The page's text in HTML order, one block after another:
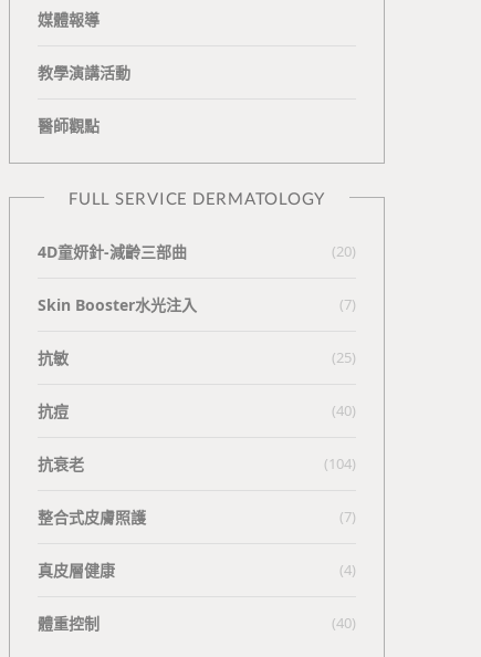
媒體報導
教學演講活動
醫師觀點
FULL SERVICE DERMATOLOGY
4D童妍針-減齡三部曲 (20)
Skin Booster水光注入 (7)
抗敏 (25)
抗痘 (40)
抗衰老 (104)
整合式皮膚照護 (7)
真皮層健康 (4)
體重控制 (40)